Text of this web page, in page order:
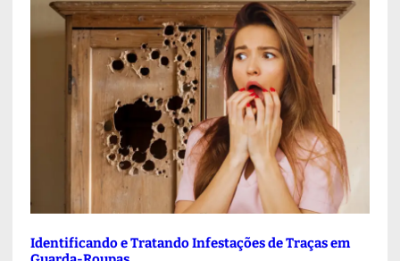
Identificando e Tratando Infestações de Traças em